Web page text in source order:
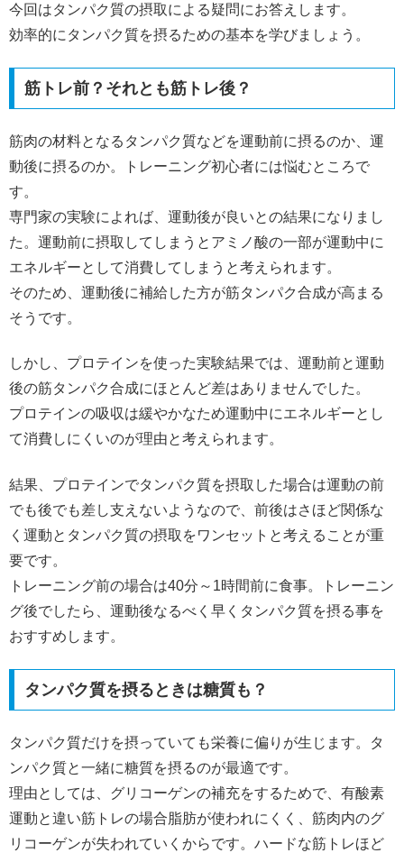
今回はタンパク質の摂取による疑問にお答えします。
効率的にタンパク質を摂るための基本を学びましょう。
筋トレ前？それとも筋トレ後？
筋肉の材料となるタンパク質などを運動前に摂るのか、運
動後に摂るのか。トレーニング初心者には悩むところで
す。
専門家の実験によれば、運動後が良いとの結果になりまし
た。運動前に摂取してしまうとアミノ酸の一部が運動中に
エネルギーとして消費してしまうと考えられます。
そのため、運動後に補給した方が筋タンパク合成が高まる
そうです。
しかし、プロテインを使った実験結果では、運動前と運動
後の筋タンパク合成にほとんど差はありませんでした。
プロテインの吸収は緩やかなため運動中にエネルギーとし
て消費しにくいのが理由と考えられます。
結果、プロテインでタンパク質を摂取した場合は運動の前
でも後でも差し支えないようなので、前後はさほど関係な
く運動とタンパク質の摂取をワンセットと考えることが重
要です。
トレーニング前の場合は40分～1時間前に食事。トレーニン
グ後でしたら、運動後なるべく早くタンパク質を摂る事を
おすすめします。
タンパク質を摂るときは糖質も？
タンパク質だけを摂っていても栄養に偏りが生じます。タ
ンパク質と一緒に糖質を摂るのが最適です。
理由としては、グリコーゲンの補充をするためで、有酸素
運動と違い筋トレの場合脂肪が使われにくく、筋肉内のグ
リコーゲンが失われていくからです。ハードな筋トレほど